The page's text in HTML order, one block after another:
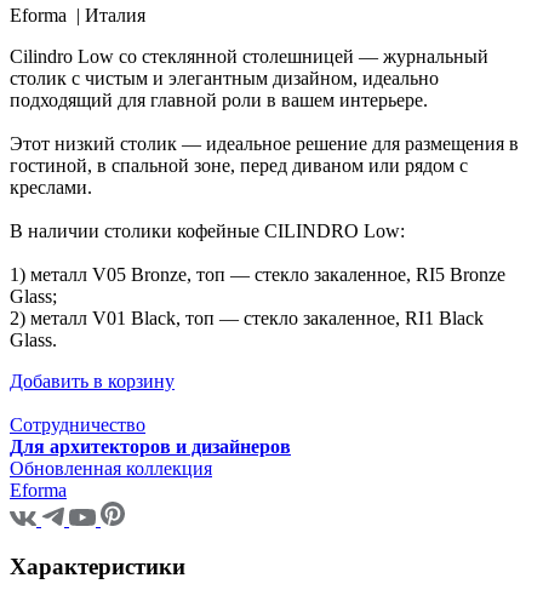
Eforma | Италия
Cilindro Low со стеклянной столешницей — журнальный
столик с чистым и элегантным дизайном, идеально
подходящий для главной роли в вашем интерьере.
Этот низкий столик — идеальное решение для размещения в
гостиной, в спальной зоне, перед диваном или рядом с
креслами.
В наличии столики кофейные CILINDRO Low:
1) металл V05 Bronze, топ — стекло закаленное, RI5 Bronze
Glass;
2) металл V01 Black, топ — стекло закаленное, RI1 Black
Glass.
Добавить в корзину
Сотрудничество
Для архитекторов и дизайнеров
Обновленная коллекция
Eforma
Характеристики